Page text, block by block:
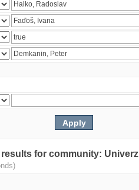
for community: